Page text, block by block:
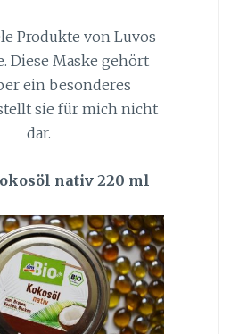
Produkte von Luvos
Diese Maske gehört
ein besonderes
sie für mich nicht
dar.
nativ 220 ml